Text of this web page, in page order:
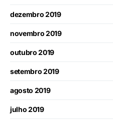
dezembro 2019
novembro 2019
outubro 2019
setembro 2019
agosto 2019
julho 2019